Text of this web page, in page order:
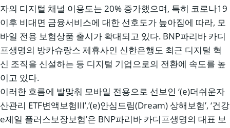
자의 디지털 채널 이용도는 20% 증가했으며, 특히 코로나19
이후 비대면 금융서비스에 대한 선호도가 높아짐에 따라, 모
바일 전용 보험상품 출시가 확대되고 있다. BNP파리바 카디
프생명의 방카슈랑스 제휴사인 신한은행도 최근 디지털 혁
신 조직을 신설하는 등 디지털 기업으로의 전환에 속도를 높
이고 있다.
이러한 흐름에 발맞춰 모바일 전용으로 선보인 ‘(e)더쉬운자
산관리 ETF변액보험III’,‘(e)안심드림(Dream) 상해보험’, ‘건강
e제일 플러스보장보험’은 BNP파리바 카디프생명의 대표 보